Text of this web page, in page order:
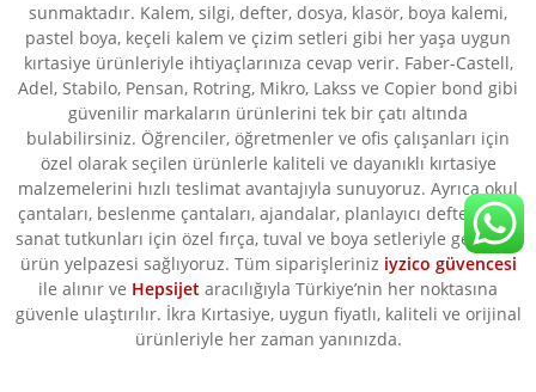
sunmaktadır. Kalem, silgi, defter, dosya, klasör, boya kalemi,
pastel boya, keçeli kalem ve çizim setleri gibi her yaşa uygun
kırtasiye ürünleriyle ihtiyaçlarınıza cevap verir. Faber-Castell,
Adel, Stabilo, Pensan, Rotring, Mikro, Lakss ve Copier bond gibi
güvenilir markaların ürünlerini tek bir çatı altında
bulabilirsiniz. Öğrenciler, öğretmenler ve ofis çalışanları için
özel olarak seçilen ürünlerle kaliteli ve dayanıklı kırtasiye
malzemelerini hızlı teslimat avantajıyla sunuyoruz. Ayrıca okul
çantaları, beslenme çantaları, ajandalar, planlayıcı defterler ve
sanat tutkunları için özel fırça, tuval ve boya setleriyle geniş bir
ürün yelpazesi sağlıyoruz. Tüm siparişleriniz iyzico güvencesi
ile alınır ve Hepsijet aracılığıyla Türkiye’nin her noktasına
güvenle ulaştırılır. İkra Kırtasiye, uygun fiyatlı, kaliteli ve orijinal
ürünleriyle her zaman yanınızda.